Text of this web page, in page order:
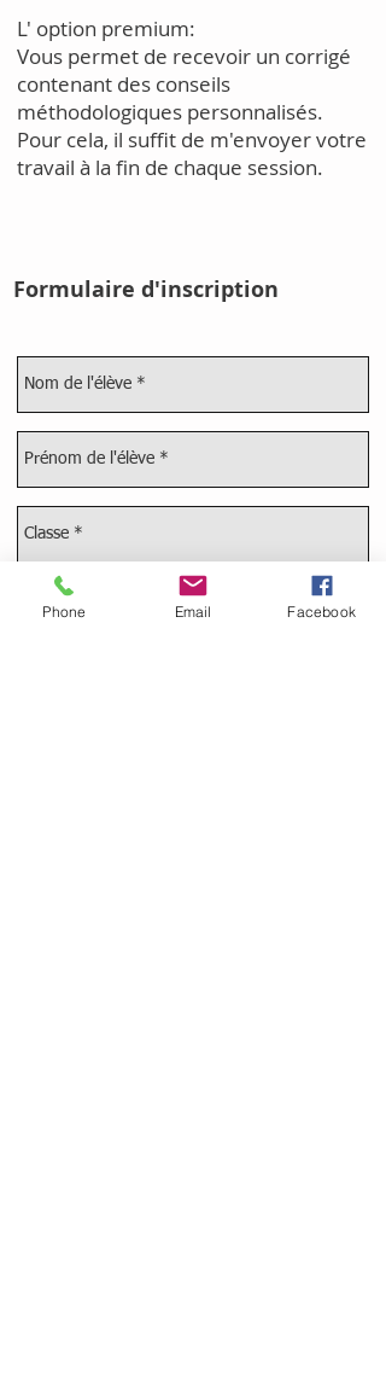
L' option premium:
Vous permet de recevoir un corrigé
contenant des conseils
méthodologiques personnalisés.
Pour cela, il suffit de m'envoyer votre
travail à la fin de chaque session.
Formulaire d'inscription
Phone Email Facebook